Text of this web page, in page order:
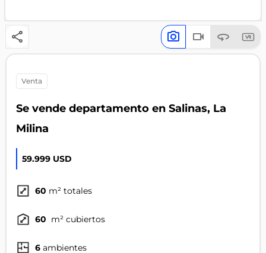
venta
Se vende departamento en Salinas, La
Milina
59.999 USD
60 m² totales
60 m² cubiertos
6 ambientes